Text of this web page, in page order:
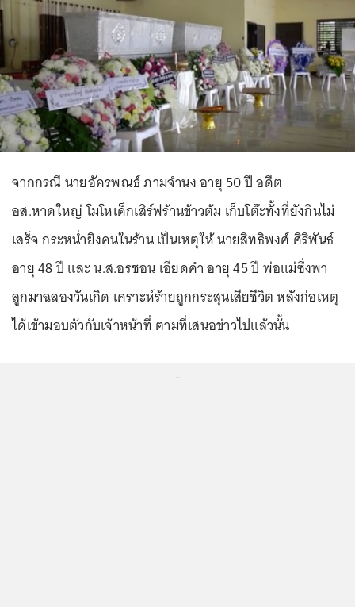
จากกรณี นายอัครพณธ์ ภามจำนง อายุ 50 ปี อดีต
อส.หาดใหญ่ โมโหเด็กเสิร์ฟร้านข้าวต้ม เก็บโต๊ะทั้งที่ยังกินไม่
เสร็จ กระหน่ำยิงคนในร้าน เป็นเหตุให้ นายสิทธิพงศ์ ศิริพันธ์
อายุ 48 ปี และ น.ส.อรชอน เอียดคำ อายุ 45 ปี พ่อแม่ซึ่งพา
ลูกมาฉลองวันเกิด เคราะห์ร้ายถูกกระสุนเสียชีวิต หลังก่อเหตุ
ได้เข้ามอบตัวกับเจ้าหน้าที่ ตามที่เสนอข่าวไปแล้วนั้น